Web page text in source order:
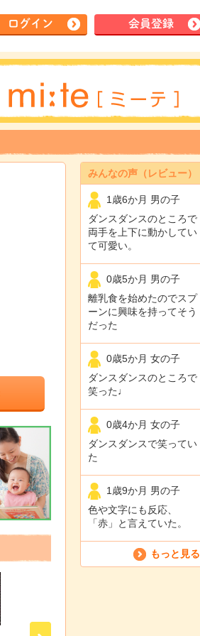
ログイン 会員登録
みんなの声（レビュー）
1歳6か月 男の子
ダンスダンスのところで
両手を上下に動かしてい
て可愛い。
0歳5か月 男の子
離乳食を始めたのでスプ
ーンに興味を持ってそう
だった
0歳5か月 女の子
ダンスダンスのところで
笑った♩
0歳4か月 女の子
ダンスダンスで笑ってい
た
1歳9か月 男の子
色や文字にも反応、
「赤」と言えていた。
もっと見る